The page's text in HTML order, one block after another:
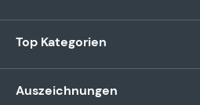
Top Kategorien
Auszeichnungen